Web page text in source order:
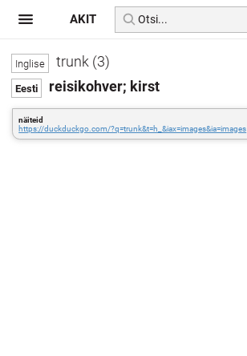
trunk (3)
reisikohver; kirst
näiteid
https://duckduckgo.com/?q=trunk&t=h_&iax=images&ia=images
AKIT